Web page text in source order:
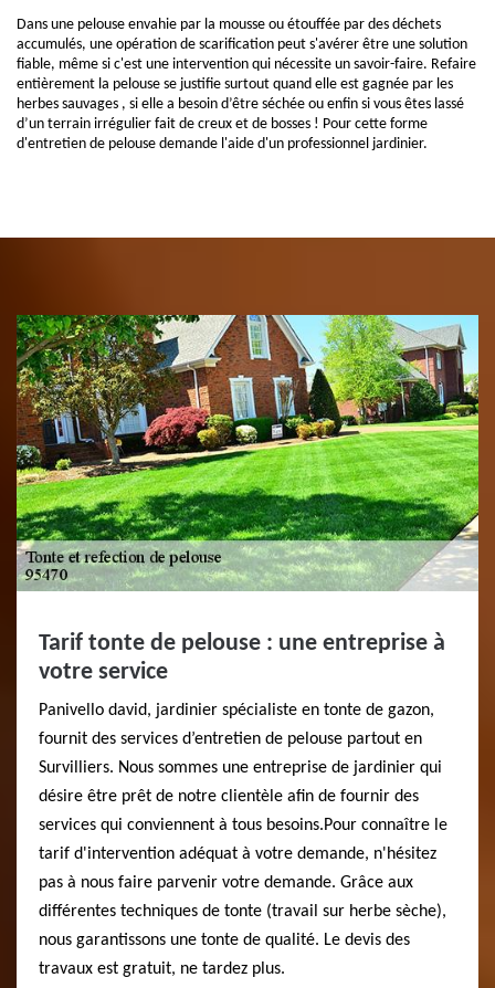
Dans une pelouse envahie par la mousse ou étouffée par des déchets
accumulés, une opération de scarification peut s'avérer être une solution
fiable, même si c'est une intervention qui nécessite un savoir-faire. Refaire
entièrement la pelouse se justifie surtout quand elle est gagnée par les
herbes sauvages , si elle a besoin d’être séchée ou enfin si vous êtes lassé
d’un terrain irrégulier fait de creux et de bosses ! Pour cette forme
d'entretien de pelouse demande l'aide d'un professionnel jardinier.
Tarif tonte de pelouse : une entreprise à
votre service
Panivello david, jardinier spécialiste en tonte de gazon,
fournit des services d’entretien de pelouse partout en
Survilliers. Nous sommes une entreprise de jardinier qui
désire être prêt de notre clientèle afin de fournir des
services qui conviennent à tous besoins.Pour connaître le
tarif d'intervention adéquat à votre demande, n'hésitez
pas à nous faire parvenir votre demande. Grâce aux
différentes techniques de tonte (travail sur herbe sèche),
nous garantissons une tonte de qualité. Le devis des
travaux est gratuit, ne tardez plus.